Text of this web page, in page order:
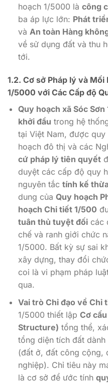
hoạch 1/5000 là công
ba áp lực lớn: Phát
và An toàn Hàng
về sử dụng đất và thu
tới.
1.2. Cơ sở Pháp lý và
1/5000 với Các Cấp độ
Quy hoạch xã Sóc
khởi đầu trong hệ
tại Việt Nam, được
hoạch đô thị và các
cứ pháp lý tiên quyết
duyệt các cấp độ quy
nguyên tắc tính kế
dung của Quy hoạch
hoạch Chi tiết 1/500
tuân thủ tuyệt đốicác
chế và ranh giới chức
1/5000. Bất kỳ sự sai
xây dựng, thay đổi
coi là vi phạm pháp
qua.
Vai trò Chỉ đạo về Chỉ
1/5000 thiết lập Cơ
Structure) tổng thể,
tổng diện tích đất
(đất ở, đất công cộng,
nghiệp). Chỉ tiêu này
là cơ sở để ước tính